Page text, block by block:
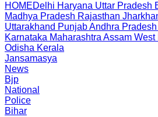
HOMEDelhi Haryana Uttar Pradesh
Madhya Pradesh Rajasthan
Uttarakhand PunjabAndhra Pradesh
Karnataka Maharashtra Assam West
Odisha Kerala
Jansamasya
News
Bjp
National
Police
Bihar